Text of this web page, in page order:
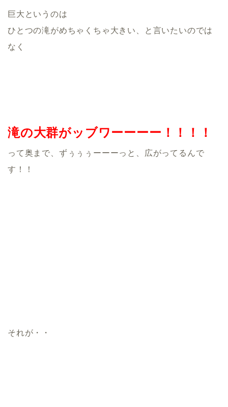
巨大というのは
ひとつの滝がめちゃくちゃ大きい、と言いたいのでは
なく
滝の大群がッブワーーーー！！！！
って奥まで、ずぅぅぅーーーっと、広がってるんで
す！！
それが・・